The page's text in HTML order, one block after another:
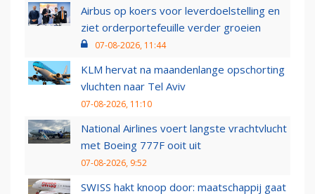
Airbus op koers voor leverdoelstelling en
ziet orderportefeuille verder groeien
07-08-2026, 11:44
KLM hervat na maandenlange opschorting
vluchten naar Tel Aviv
07-08-2026, 11:10
National Airlines voert langste vrachtvlucht
met Boeing 777F ooit uit
07-08-2026, 9:52
SWISS hakt knoop door: maatschappij gaat